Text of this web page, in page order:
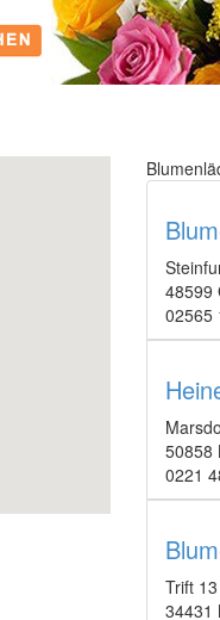
48599
02565
50858
0221
Trift 13
34431